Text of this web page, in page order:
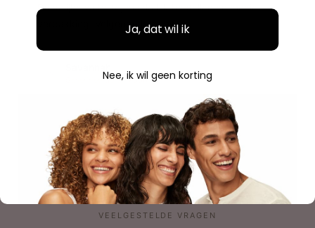
Duidelijke website, makkelijk bestellen en mooie
verpakking. Volgende keer weer.
Geverifieerde aankoop
VEELGESTELDE VRAGEN
Ja, dat wil ik
Nee, ik wil geen korting